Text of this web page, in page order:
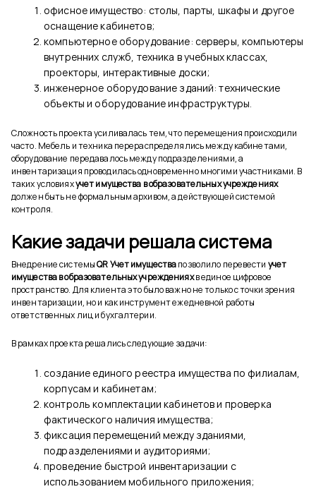
офисное имущество: столы, парты, шкафы и другое
оснащение кабинетов;
компьютерное оборудование: серверы, компьютеры
внутренних служб, техника в учебных классах,
проекторы, интерактивные доски;
инженерное оборудование зданий: технические
объекты и оборудование инфраструктуры.
Сложность проекта усиливалась тем, что перемещения происходили
часто. Мебель и техника перераспределялись между кабинетами,
оборудование передавалось между подразделениями, а
инвентаризация проводилась одновременно многими участниками. В
таких условияхучет имущества в образовательных учреждениях
должен быть не формальным архивом, а действующей системой
контроля.
Какие задачи решала система
Внедрение системыQR Учет имуществапозволило перевести учет
имущества в образовательных учрежденияхв единое цифровое
пространство. Для клиента это было важно не только с точки зрения
инвентаризации, но и как инструмент ежедневной работы
ответственных лиц и бухгалтерии.
В рамках проекта решались следующие задачи:
создание единого реестра имущества по филиалам,
корпусам и кабинетам;
контроль комплектации кабинетов и проверка
фактического наличия имущества;
фиксация перемещений между зданиями,
подразделениями и аудиториями;
проведение быстрой инвентаризации с
использованием мобильного приложения;